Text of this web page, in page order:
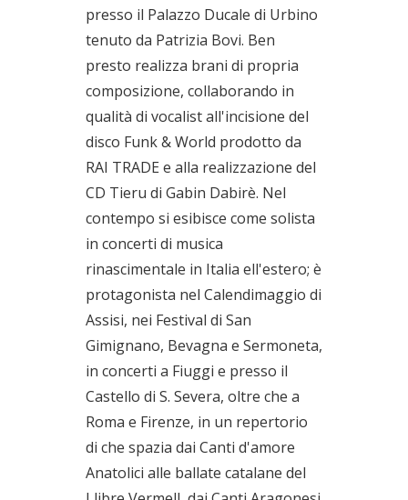
presso il Palazzo Ducale di Urbino
tenuto da Patrizia Bovi. Ben
presto realizza brani di propria
composizione, collaborando in
qualità di vocalist all'incisione del
disco Funk & World prodotto da
RAI TRADE e alla realizzazione del
CD Tieru di Gabin Dabirè. Nel
contempo si esibisce come solista
in concerti di musica
rinascimentale in Italia ell'estero; è
protagonista nel Calendimaggio di
Assisi, nei Festival di San
Gimignano, Bevagna e Sermoneta,
in concerti a Fiuggi e presso il
Castello di S. Severa, oltre che a
Roma e Firenze, in un repertorio
di che spazia dai Canti d'amore
Anatolici alle ballate catalane del